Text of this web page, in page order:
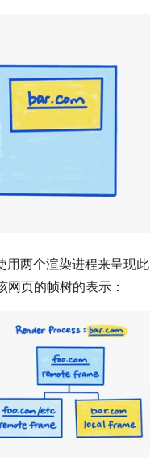
用两个渲染进程来呈现此
页的帧树的表示：